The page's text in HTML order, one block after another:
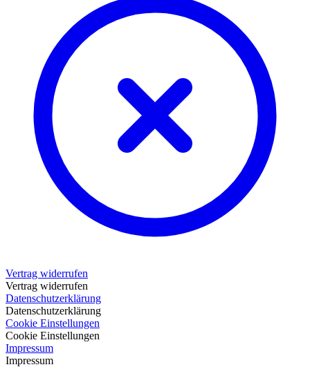
Vertrag widerrufen
Vertrag widerrufen
Datenschutzerklärung
Datenschutzerklärung
Cookie Einstellungen
Cookie Einstellungen
Impressum
Impressum